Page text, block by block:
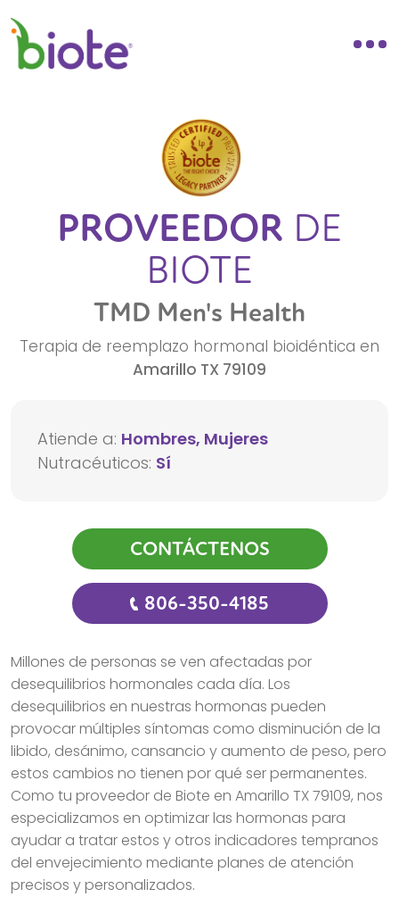
PROVEEDOR DE
BIOTE
TMD Men's Health
Terapia de reemplazo hormonal bioidéntica en
Amarillo TX 79109
Atiende a: Hombres, Mujeres
Nutracéuticos: Sí
CONTÁCTENOS
806-350-4185
Millones de personas se ven afectadas por
desequilibrios hormonales cada día. Los
desequilibrios en nuestras hormonas pueden
provocar múltiples síntomas como disminución de la
libido, desánimo, cansancio y aumento de peso, pero
estos cambios no tienen por qué ser permanentes.
Como tu proveedor de Biote en Amarillo TX 79109, nos
especializamos en optimizar las hormonas para
ayudar a tratar estos y otros indicadores tempranos
del envejecimiento mediante planes de atención
precisos y personalizados.